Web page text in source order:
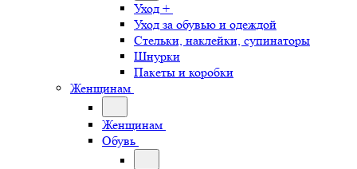
Уход +
Уход за обувью и одеждой
Стельки, наклейки, супинаторы
Шнурки
Пакеты и коробки
Женщинам
Женщинам
Обувь